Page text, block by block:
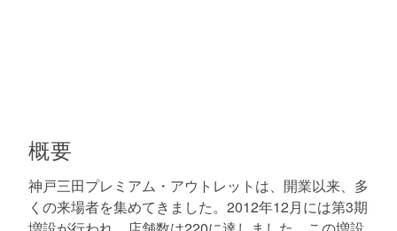
概要
神戸三田プレミアム・アウトレットは、開業以来、多
くの来場者を集めてきました。2012年12月には第3期